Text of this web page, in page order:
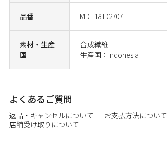
品番 MDT18 ID2707
素材・生産
国
合成繊維
生産国：Indonesia
よくあるご質問
返品・キャンセルについて お支払方法について
店舗受け取りについて